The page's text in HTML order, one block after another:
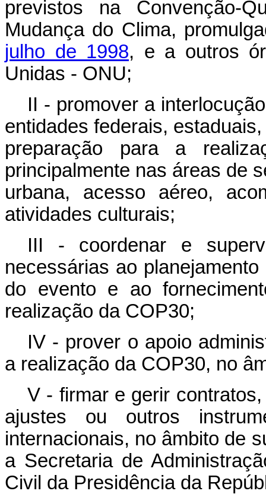
previstos na Convenção-
Mudança do Clima,
julho de 1998, e a outros
Unidas - ONU;
II - promover a
entidades federais,
preparação para a
principalmente nas áreas de
urbana, acesso aéreo,
atividades culturais;
III - coordenar e
necessárias ao
do evento e ao
realização da COP30;
IV - prover o apoio
a realização da COP30, no
V - firmar e gerir
ajustes ou outros
internacionais, no âmbito de
a Secretaria de
Civil da Presidência da